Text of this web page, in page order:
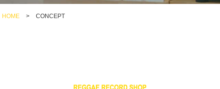
HOME > CONCEPT